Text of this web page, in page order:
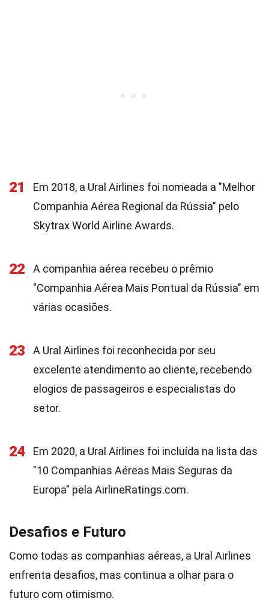
21
Em 2018, a Ural Airlines foi nomeada a "Melhor
Companhia Aérea Regional da Rússia" pelo
Skytrax World Airline Awards.
22
A companhia aérea recebeu o prêmio
"Companhia Aérea Mais Pontual da Rússia" em
várias ocasiões.
23
A Ural Airlines foi reconhecida por seu
excelente atendimento ao cliente, recebendo
elogios de passageiros e especialistas do
setor.
24
Em 2020, a Ural Airlines foi incluída na lista das
"10 Companhias Aéreas Mais Seguras da
Europa" pela AirlineRatings.com.
Desafios e Futuro
Como todas as companhias aéreas, a Ural Airlines
enfrenta desafios, mas continua a olhar para o
futuro com otimismo.